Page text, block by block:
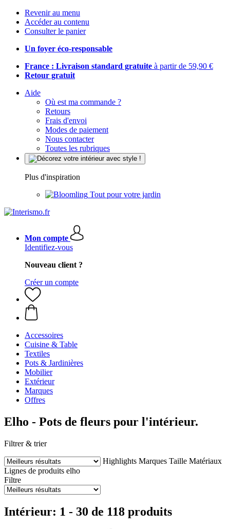
Revenir au menu
Accéder au contenu
Consulter le panier
Un foyer éco-responsable
France : Livraison standard gratuite à partir de 59,90 €
Retour gratuit
Aide
Où est ma commande ?
Retours
Frais d'envoi
Modes de paiement
Nous contacter
Toutes les rubriques
Plus d'inspiration
Tout pour votre jardin
Mon compte
Identifiez-vous
Nouveau client ?
Créer un compte
Accessoires
Cuisine & Table
Textiles
Pots & Jardinières
Mobilier
Extérieur
Marques
Offres
Elho - Pots de fleurs pour l'intérieur.
Filtrer & trier
Highlights Marques Taille Matériaux
Lignes de produits elho
Filtre
Intérieur: 1 - 30 de 118 produits